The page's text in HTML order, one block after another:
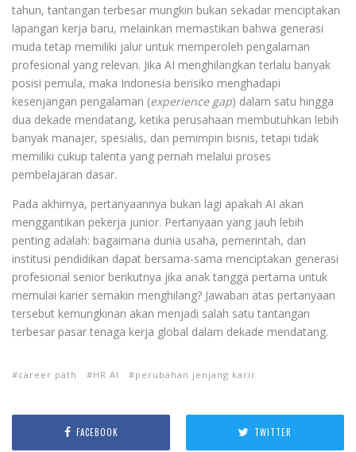
tahun, tantangan terbesar mungkin bukan sekadar menciptakan
lapangan kerja baru, melainkan memastikan bahwa generasi
muda tetap memiliki jalur untuk memperoleh pengalaman
profesional yang relevan. Jika AI menghilangkan terlalu banyak
posisi pemula, maka Indonesia berisiko menghadapi
kesenjangan pengalaman (experience gap) dalam satu hingga
dua dekade mendatang, ketika perusahaan membutuhkan lebih
banyak manajer, spesialis, dan pemimpin bisnis, tetapi tidak
memiliki cukup talenta yang pernah melalui proses
pembelajaran dasar.
Pada akhirnya, pertanyaannya bukan lagi apakah AI akan
menggantikan pekerja junior. Pertanyaan yang jauh lebih
penting adalah: bagaimana dunia usaha, pemerintah, dan
institusi pendidikan dapat bersama-sama menciptakan generasi
profesional senior berikutnya jika anak tangga pertama untuk
memulai karier semakin menghilang? Jawaban atas pertanyaan
tersebut kemungkinan akan menjadi salah satu tantangan
terbesar pasar tenaga kerja global dalam dekade mendatang.
career path HR AI perubahan jenjang karir
FACEBOOK TWITTER